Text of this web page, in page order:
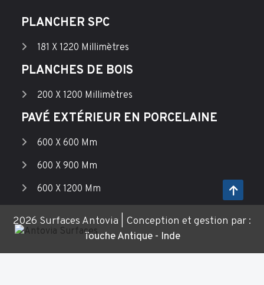
PLANCHER SPC
181 X 1220 Millimètres
PLANCHES DE BOIS
200 X 1200 Millimètres
PAVÉ EXTÉRIEUR EN PORCELAINE
600 X 600 Mm
600 X 900 Mm
600 X 1200 Mm
2026 Surfaces Antovia | Conception et gestion par :
Touche Antique - Inde